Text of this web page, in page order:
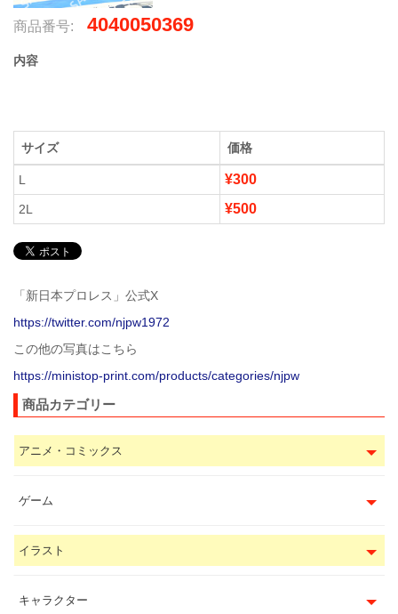
商品番号: 4040050369
内容
サイズ 価格
L ¥300
2L ¥500
「新日本プロレス」公式X
https://twitter.com/njpw1972
この他の写真はこちら
https://ministop-print.com/products/categories/njpw
商品カテゴリー
アニメ・コミックス
ゲーム
イラスト
キャラクター